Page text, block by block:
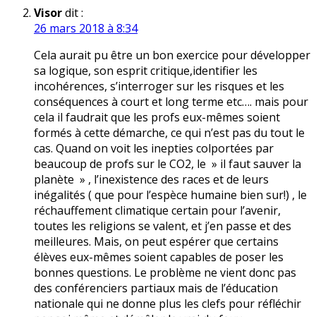
Visordit :
26 mars 2018 à 8:34
Cela aurait pu être un bon exercice pour développer
sa logique, son esprit critique,identifier les
incohérences, s’interroger sur les risques et les
conséquences à court et long terme etc…. mais pour
cela il faudrait que les profs eux-mêmes soient
formés à cette démarche, ce qui n’est pas du tout le
cas. Quand on voit les inepties colportées par
beaucoup de profs sur le CO2, le » il faut sauver la
planète » , l’inexistence des races et de leurs
inégalités ( que pour l’espèce humaine bien sur!) , le
réchauffement climatique certain pour l’avenir,
toutes les religions se valent, et j’en passe et des
meilleures. Mais, on peut espérer que certains
élèves eux-mêmes soient capables de poser les
bonnes questions. Le problème ne vient donc pas
des conférenciers partiaux mais de l’éducation
nationale qui ne donne plus les clefs pour réfléchir